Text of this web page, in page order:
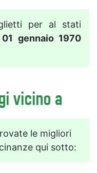
per al stati
gennaio 1970
vicino a
le migliori
qui sotto: